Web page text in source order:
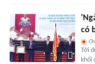
có
Tới
khối